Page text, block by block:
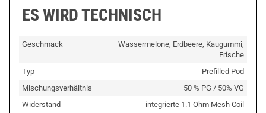
ES WIRD TECHNISCH
Geschmack
Wassermelone, Erdbeere, Kaugummi,
Frische
Typ
Prefilled Pod
Mischungsverhältnis
50 % PG / 50% VG
Widerstand
integrierte 1.1 Ohm Mesh Coil